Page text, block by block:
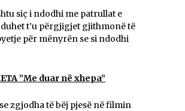
siç i ndodhi me patrullat e
duhet t’u përgjigjet gjithmonë të
për mënyrën se si ndodhi
”Me duar në xhepa”
zgjodha të bëj pjesë në filmin